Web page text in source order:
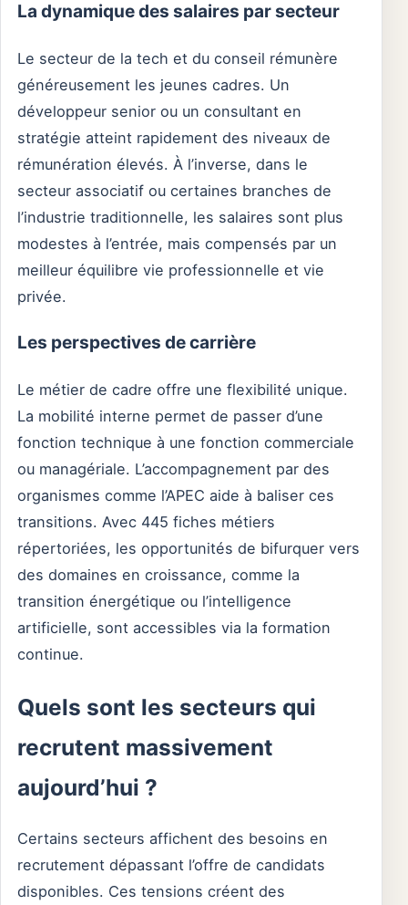
La dynamique des salaires par secteur
Le secteur de la tech et du conseil rémunère
généreusement les jeunes cadres. Un
développeur senior ou un consultant en
stratégie atteint rapidement des niveaux de
rémunération élevés. À l’inverse, dans le
secteur associatif ou certaines branches de
l’industrie traditionnelle, les salaires sont plus
modestes à l’entrée, mais compensés par un
meilleur équilibre vie professionnelle et vie
privée.
Les perspectives de carrière
Le métier de cadre offre une flexibilité unique.
La mobilité interne permet de passer d’une
fonction technique à une fonction commerciale
ou managériale. L’accompagnement par des
organismes comme l’APEC aide à baliser ces
transitions. Avec 445 fiches métiers
répertoriées, les opportunités de bifurquer vers
des domaines en croissance, comme la
transition énergétique ou l’intelligence
artificielle, sont accessibles via la formation
continue.
Quels sont les secteurs qui
recrutent massivement
aujourd’hui ?
Certains secteurs affichent des besoins en
recrutement dépassant l’offre de candidats
disponibles. Ces tensions créent des